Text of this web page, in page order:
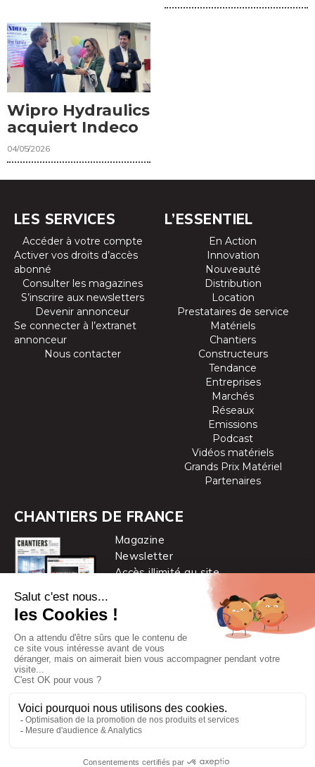
Wipro Hydraulics
acquiert Indeco
04/05/2026
LES SERVICES
Accéder à votre compte
Activer vos droits d’accès
abonné
Consulter les magazines
S’inscrire aux newsletters
Devenir annonceur
Se connecter à l’extranet
annonceur
Nous contacter
L’ESSENTIEL
En Action
Innovation
Nouveauté
Distribution
Location
Prestataires de service
Matériels
Chantiers
Constructeurs
Tendance
Entreprises
Marchés
Réseaux
Emissions
Podcast
Vidéos matériels
Grands Prix Matériel
Partenaires
CHANTIERS DE FRANCE
Magazine
Newsletter
Accès illimité au site
Chantiers de France est une marque